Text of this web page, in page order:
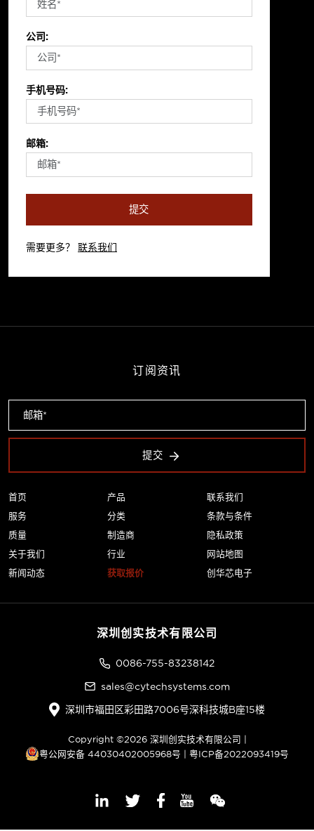
公司:
手机号码:
邮箱:
提交
需要更多？ 联系我们
首页
服务
质量
关于我们
新闻动态
产品
分类
制造商
行业
获取报价
联系我们
条款与条件
隐私政策
网站地图
创华芯电子
订阅资讯
提交
深圳创实技术有限公司
0086-755-83238142
sales@cytechsystems.com
深圳市福田区彩田路7006号深科技城B座15楼
Copyright ©2026 深圳创实技术有限公司 |
粤公网安备 44030402005968号 | 粤ICP备2022093419号